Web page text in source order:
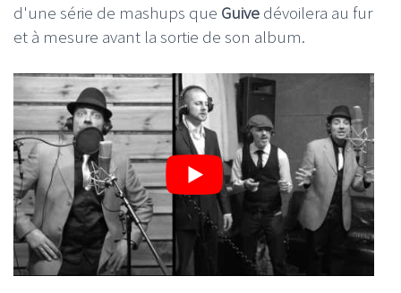
d'une série de mashups que Guive dévoilera au fur
et à mesure avant la sortie de son album.